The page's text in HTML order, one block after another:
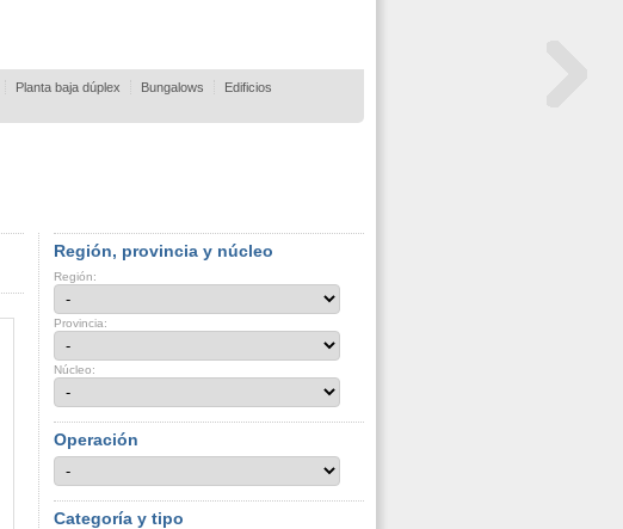
Planta baja dúplex Bungalows
Edificios
Región, provincia y núcleo
Región:
Provincia:
Núcleo:
Operación
Categoría y tipo